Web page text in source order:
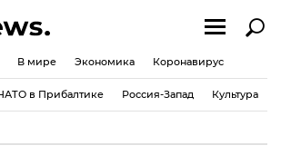
В мире Экономика Коронавирус
в Прибалтике Россия-Запад Культура